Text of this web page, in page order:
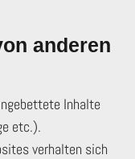
anderen
Inhalte
etc.).
verhalten sich